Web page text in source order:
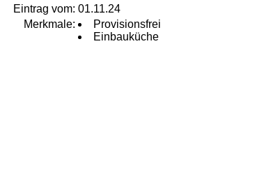
Eintrag vom: 01.11.24
Merkmale:
Provisionsfrei
Einbauküche